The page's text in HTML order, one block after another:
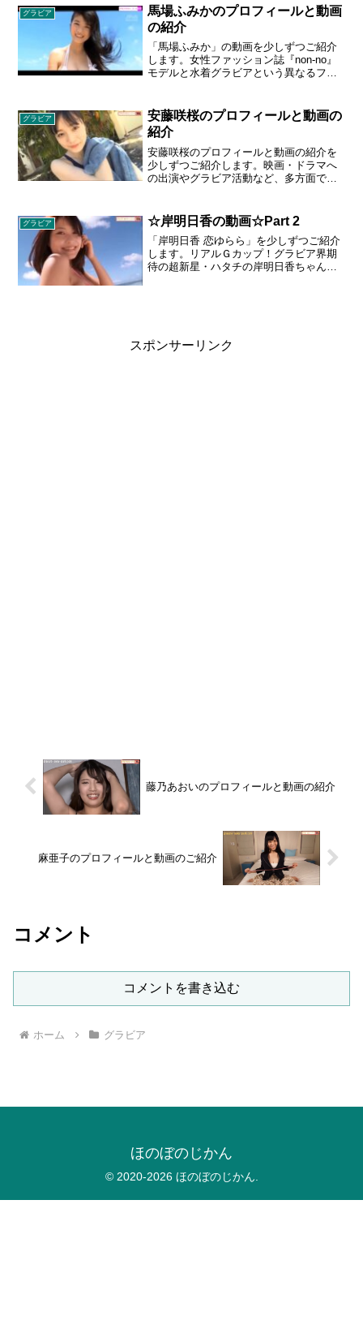
ビュー！クールなコスチュームの上品美
人なお姉さんの、水着やもっとセクシー
な衣装も楽しめる動画。
グラビア
馬場ふみかのプロフィールと動画
の紹介
「馬場ふみか」の動画を少しずつご紹介
します。女性ファッション誌『non-no』
モデルと水着グラビアという異なるフィ
ド・ブルー‐ドクターヘリ緊急救命‐』など
多数の映画・ドラマに出演し、現在はテ
レビ東京系ドラマ『DIVE!!』で水泳コー
チ・麻木夏陽子を演じている。プロフィ
ール：馬場ふみか、1995年6月21日生ま
れ、新潟県出身、AB型、身長167 cm、ス
グラビア
安藤咲桜のプロフィールと動画の
紹介
安藤咲桜のプロフィールと動画の紹介を
少しずつご紹介します。映画・ドラマへ
の出演やグラビア活動など、多方面で活
しても活動していた経験を活かし、今後
の活躍にも期待のさくちん♪大人の表情を
覗かせる初のイメージ作品は絶対必見！
グラビア ☆岸明日香の動画☆Part 2
「岸明日香 恋ゆらら」を少しずつご紹介
します。リアルＧカップ！グラビア界期
待の超新星・ハタチの岸明日香ちゃん１
レックスだった巨乳を解禁。今まで着た
スポンサーリンク
藤乃あおいのプロフィールと動画の紹介
麻亜子のプロフィールと動画のご紹介
コメント
コメントを書き込む
ホーム グラビア
ほのぼのじかん
© 2020-2026 ほのぼのじかん.